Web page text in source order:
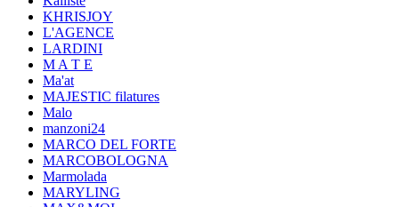
KHRISJOY
L'AGENCE
LARDINI
M A T E
Ma'at
MAJESTIC filatures
Malo
manzoni24
MARCO DEL FORTE
MARCOBOLOGNA
Marmolada
MARYLING